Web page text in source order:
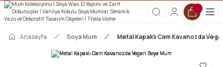
2000 TL ve Üzeri Tüm Siparişlerde Kargo Ücretsiz!
HOŞGELDİN10 kodunu kullanın, ilk alışverişinize özel %10 indirim
kazanın!
Anasayfa
Soya Mum Metal Kapaklı Cam Kavanozda